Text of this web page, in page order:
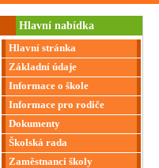
Hlavní nabídka
Hlavní stránka
Základní údaje
Informace o škole
Informace pro rodiče
Dokumenty
Školská rada
Zaměstnanci školy